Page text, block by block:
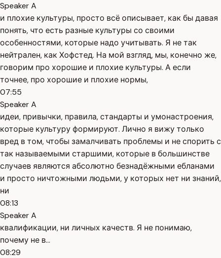
Speaker A
и плохие культуры, просто всё описывает, как бы давая
понять, что есть разные культуры со своими
особенностями, которые надо учитывать. Я не так
нейтрален, как Хофстед. На мой взгляд, мы, конечно же,
говорим про хорошие и плохие культуры. А если
точнее, про хорошие и плохие нормы,
07:55
Speaker A
идеи, привычки, правила, стандарты и умонастроения,
которые культуру формируют. Лично я вижу только
вред в том, чтобы замалчивать проблемы и не спорить с
так называемыми старшими, которые в большинстве
случаев являются абсолютно безнадёжными ебланами
и просто ничтожными людьми, у которых нет ни знаний,
ни
08:13
Speaker A
квалификации, ни личных качеств. Я не понимаю,
почему не в...
08:29